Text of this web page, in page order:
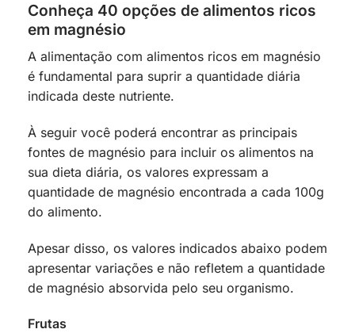
Conheça 40 opções de alimentos ricos
em magnésio
A alimentação com alimentos ricos em magnésio
é fundamental para suprir a quantidade diária
indicada deste nutriente.
À seguir você poderá encontrar as principais
fontes de magnésio para incluir os alimentos na
sua dieta diária, os valores expressam a
quantidade de magnésio encontrada a cada 100g
do alimento.
Apesar disso, os valores indicados abaixo podem
apresentar variações e não refletem a quantidade
de magnésio absorvida pelo seu organismo.
Frutas